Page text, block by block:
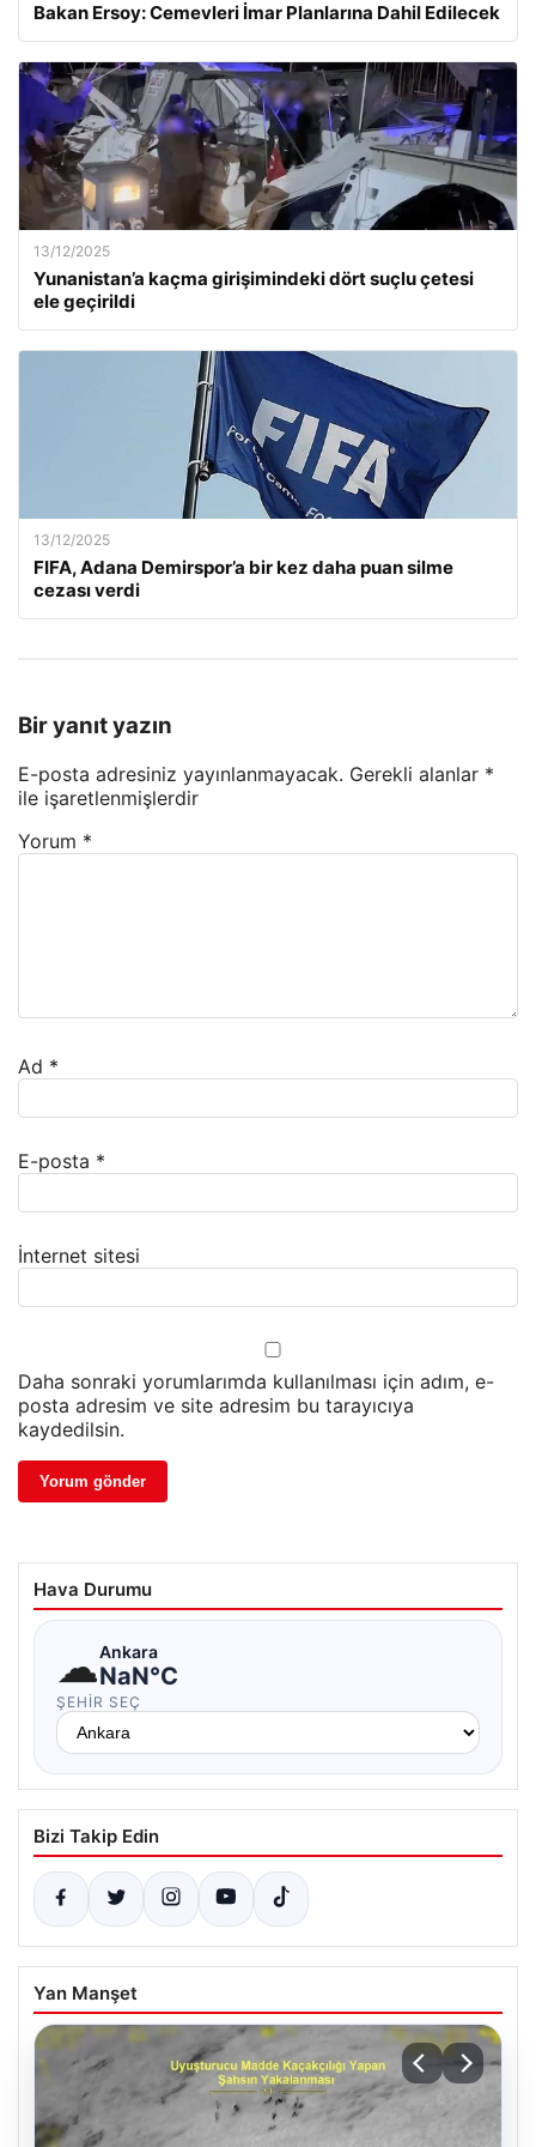
Bakan Ersoy: Cemevleri İmar Planlarına Dahil Edilecek
13/12/2025
Yunanistan’a kaçma girişimindeki dört suçlu çetesi
ele geçirildi
13/12/2025
FIFA, Adana Demirspor’a bir kez daha puan silme
cezası verdi
Bir yanıt yazın
E-posta adresiniz yayınlanmayacak. Gerekli alanlar *
ile işaretlenmişlerdir
Yorum *
Ad *
E-posta *
İnternet sitesi
Daha sonraki yorumlarımda kullanılması için adım, e-
posta adresim ve site adresim bu tarayıcıya
kaydedilsin.
Hava Durumu
☁Ankara
NaN°C
ŞEHIR SEÇ
Bizi Takip Edin
Yan Manşet